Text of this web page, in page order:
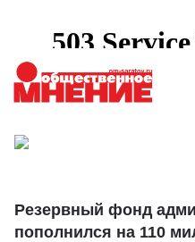
Резервный фонд
пополнился на 110